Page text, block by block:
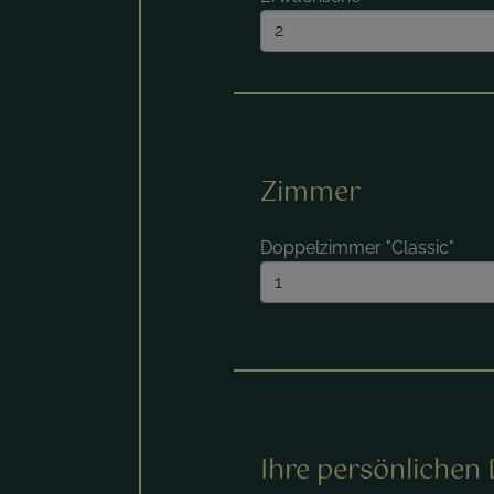
Zimmer
Doppelzimmer "Classic"
Ihre persönlichen